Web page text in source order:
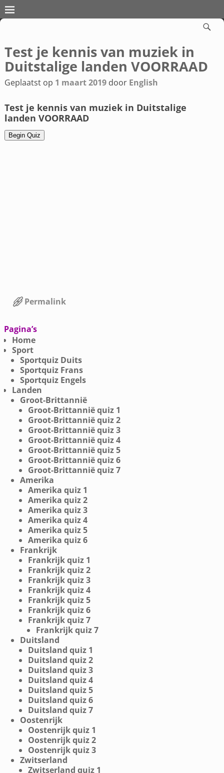
Bericht navigatie
Test je kennis van muziek in
Duitstalige landen VOORRAAD
Geplaatst op 1 maart 2019 door English
Test je kennis van muziek in Duitstalige
landen VOORRAAD
Permalink
Pagina’s
Home
Sport
Sportquiz Duits
Sportquiz Frans
Sportquiz Engels
Landen
Groot-Brittannië
Groot-Brittannië quiz 1
Groot-Brittannië quiz 2
Groot-Brittannië quiz 3
Groot-Brittannië quiz 4
Groot-Brittannië quiz 5
Groot-Brittannië quiz 6
Groot-Brittannië quiz 7
Amerika
Amerika quiz 1
Amerika quiz 2
Amerika quiz 3
Amerika quiz 4
Amerika quiz 5
Amerika quiz 6
Frankrijk
Frankrijk quiz 1
Frankrijk quiz 2
Frankrijk quiz 3
Frankrijk quiz 4
Frankrijk quiz 5
Frankrijk quiz 6
Frankrijk quiz 7
Frankrijk quiz 7
Duitsland
Duitsland quiz 1
Duitsland quiz 2
Duitsland quiz 3
Duitsland quiz 4
Duitsland quiz 5
Duitsland quiz 6
Duitsland quiz 7
Oostenrijk
Oostenrijk quiz 1
Oostenrijk quiz 2
Oostenrijk quiz 3
Zwitserland
Zwitserland quiz 1